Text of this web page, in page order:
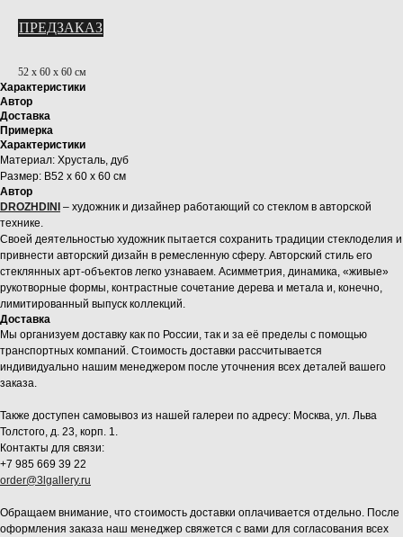
ПРЕДЗАКАЗ
52 х 60 х 60 см
Характеристики
Автор
Доставка
Примерка
Характеристики
Материал: Хрусталь, дуб
Размер: В52 х 60 х 60 см
Автор
DROZHDINI – художник и дизайнер работающий со стеклом в авторской
технике.
Своей деятельностью художник пытается сохранить традиции стеклоделия и
привнести авторский дизайн в ремесленную сферу. Авторский стиль его
стеклянных арт-объектов легко узнаваем. Асимметрия, динамика, «живые»
рукотворные формы, контрастные сочетание дерева и метала и, конечно,
лимитированный выпуск коллекций.
Доставка
Мы организуем доставку как по России, так и за её пределы с помощью
транспортных компаний. Стоимость доставки рассчитывается
индивидуально нашим менеджером после уточнения всех деталей вашего
заказа.
Также доступен самовывоз из нашей галереи по адресу: Москва, ул. Льва
Толстого, д. 23, корп. 1.
Контакты для связи:
+7 985 669 39 22
order@3lgallery.ru
Обращаем внимание, что стоимость доставки оплачивается отдельно. После
оформления заказа наш менеджер свяжется с вами для согласования всех